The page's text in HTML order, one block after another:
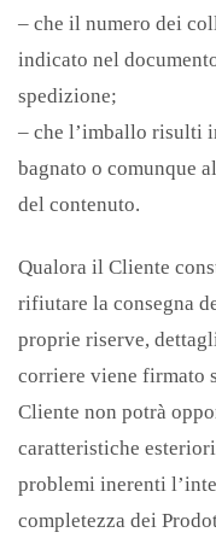
– che il numero dei
indicato nel
spedizione;
– che l’imballo risulti
bagnato o comunque
del contenuto.
Qualora il Cliente
rifiutare la consegna
proprie riserve,
corriere viene firmato
Cliente non potrà
caratteristiche
problemi inerenti
completezza dei